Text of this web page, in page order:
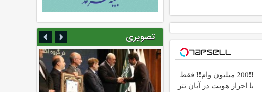
❗❗200 میلیون وام❗❗ فقط
با احراز هویت در آبان تتر
تصویری